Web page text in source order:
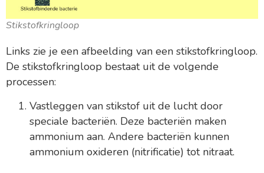
Stikstofkringloop
Links zie je een afbeelding van een stikstofkringloop.
De stikstofkringloop bestaat uit de volgende
processen:
Vastleggen van stikstof uit de lucht door
speciale bacteriën. Deze bacteriën maken
ammonium aan. Andere bacteriën kunnen
ammonium oxideren (nitrificatie) tot nitraat.